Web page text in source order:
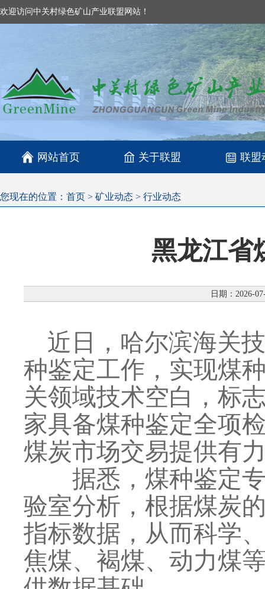
欢迎访问中关村绿色矿山产业联盟网站！
 网站首页 关于联盟 联盟
您现在的位置： 首页 > 矿业动态 > 行业动态
黑龙江省
日期：2026-
近日，哈尔滨海关
种鉴定工作，实现煤
关领域技术空白，标
家具备煤种鉴定全项
煤炭市场交易提供有
据悉，煤种鉴定专
验室分析，根据煤炭
指标数据，从而科学
焦煤、褐煤、动力煤